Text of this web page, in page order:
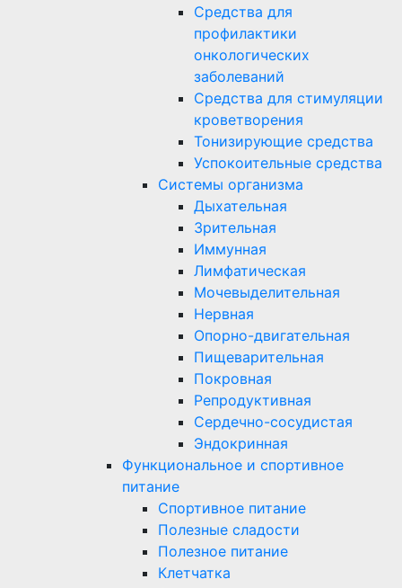
Средства для
профилактики
онкологических
заболеваний
Средства для стимуляции
кроветворения
Тонизирующие средства
Успокоительные средства
Системы организма
Дыхательная
Зрительная
Иммунная
Лимфатическая
Мочевыделительная
Нервная
Опорно-двигательная
Пищеварительная
Покровная
Репродуктивная
Сердечно-сосудистая
Эндокринная
Функциональное и спортивное
питание
Спортивное питание
Полезные сладости
Полезное питание
Клетчатка